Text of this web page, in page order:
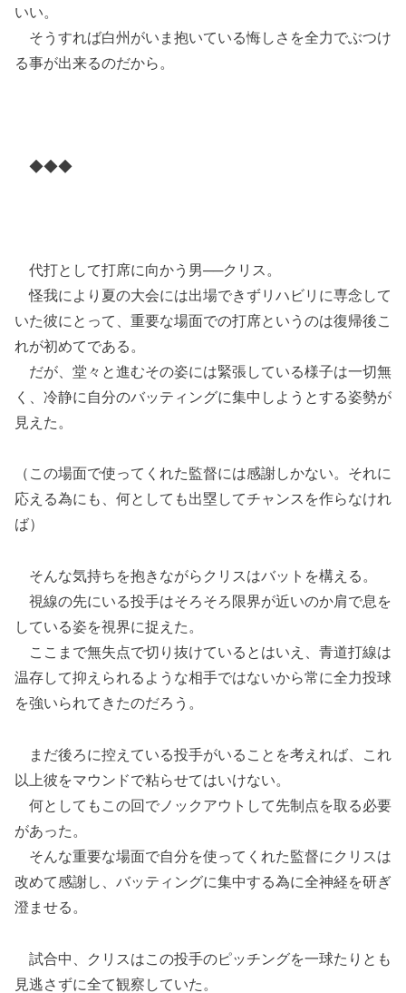
いい。
そうすれば白州がいま抱いている悔しさを全力でぶつけ
る事が出来るのだから。
◆◆◆
代打として打席に向かう男──クリス。
怪我により夏の大会には出場できずリハビリに専念して
いた彼にとって、重要な場面での打席というのは復帰後こ
れが初めてである。
だが、堂々と進むその姿には緊張している様子は一切無
く、冷静に自分のバッティングに集中しようとする姿勢が
見えた。
（この場面で使ってくれた監督には感謝しかない。それに
応える為にも、何としても出塁してチャンスを作らなけれ
ば）
そんな気持ちを抱きながらクリスはバットを構える。
視線の先にいる投手はそろそろ限界が近いのか肩で息を
している姿を視界に捉えた。
ここまで無失点で切り抜けているとはいえ、青道打線は
温存して抑えられるような相手ではないから常に全力投球
を強いられてきたのだろう。
まだ後ろに控えている投手がいることを考えれば、これ
以上彼をマウンドで粘らせてはいけない。
何としてもこの回でノックアウトして先制点を取る必要
があった。
そんな重要な場面で自分を使ってくれた監督にクリスは
改めて感謝し、バッティングに集中する為に全神経を研ぎ
澄ませる。
試合中、クリスはこの投手のピッチングを一球たりとも
見逃さずに全て観察していた。